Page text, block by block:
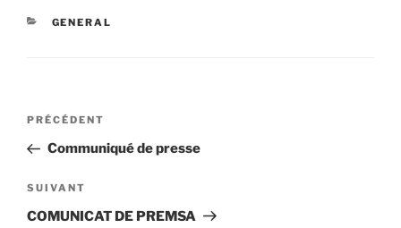
CATÉGORIES
GENERAL
Navigation
l’article
Article
précédent
PRÉCÉDENT
Communiqué de presse
Article
suivant
SUIVANT
COMUNICAT DE PREMSA